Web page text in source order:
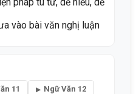
vào bài văn nghị luận
11
Ngữ Văn 12